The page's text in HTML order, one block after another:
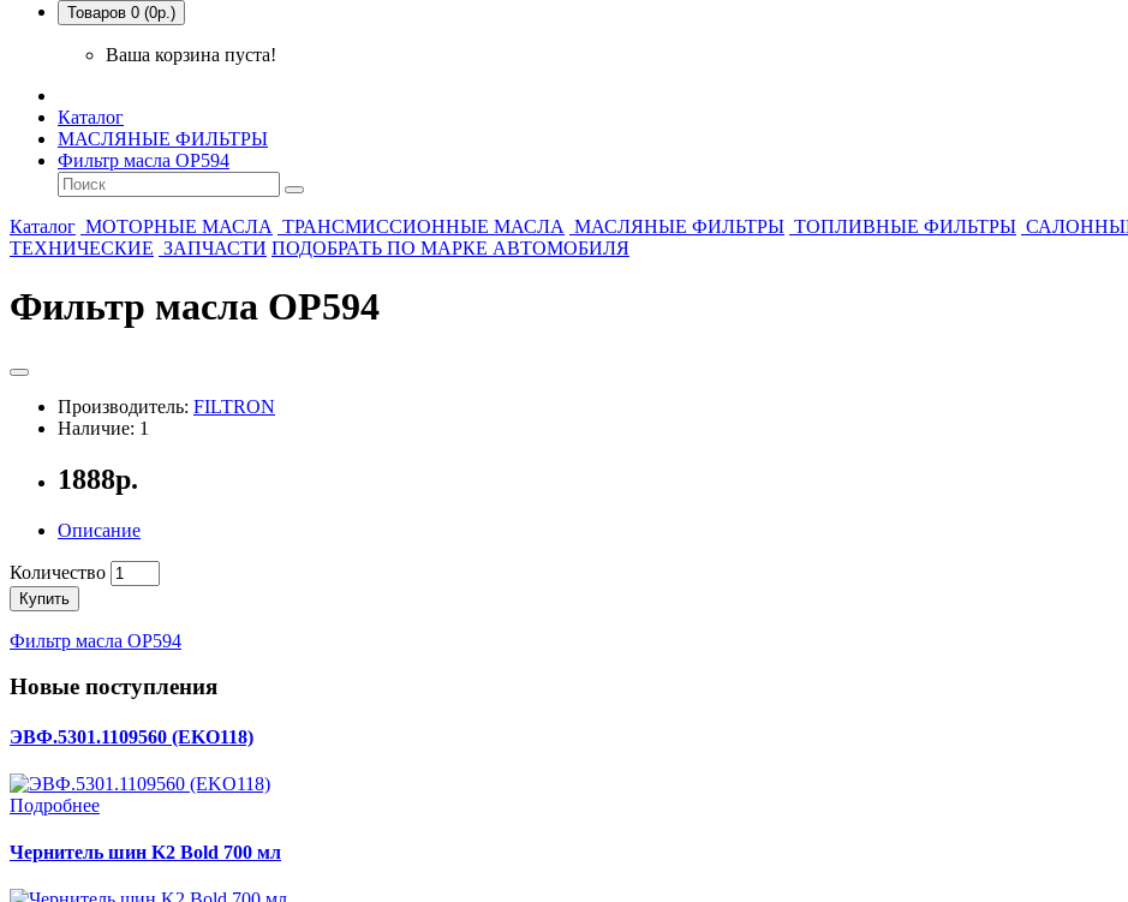
Товаров 0 (0р.)
Ваша корзина пуста!
Каталог
МАСЛЯНЫЕ ФИЛЬТРЫ
Фильтр масла OP594
Каталог МОТОРНЫЕ МАСЛА ТРАНСМИССИОННЫЕ МАСЛА МАСЛЯНЫЕ ФИЛЬТРЫ ТОПЛИВНЫЕ ФИЛЬТРЫ
ТЕХНИЧЕСКИЕ ЗАПЧАСТИ ПОДОБРАТЬ ПО МАРКЕ АВТОМОБИЛЯ
Фильтр масла OP594
Производитель: FILTRON
Наличие: 1
1888р.
Описание
Количество
Купить
Фильтр масла OP594
Новые поступления
ЭВФ.5301.1109560 (EKO118)
Подробнее
Чернитель шин K2 Bold 700 мл